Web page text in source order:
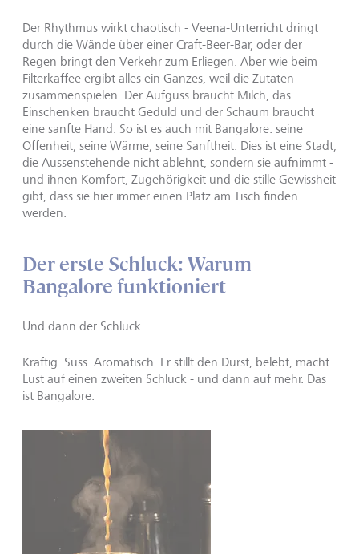
Der Rhythmus wirkt chaotisch - Veena-Unterricht dringt
durch die Wände über einer Craft-Beer-Bar, oder der
Regen bringt den Verkehr zum Erliegen. Aber wie beim
Filterkaffee ergibt alles ein Ganzes, weil die Zutaten
zusammenspielen. Der Aufguss braucht Milch, das
Einschenken braucht Geduld und der Schaum braucht
eine sanfte Hand. So ist es auch mit Bangalore: seine
Offenheit, seine Wärme, seine Sanftheit. Dies ist eine Stadt,
die Aussenstehende nicht ablehnt, sondern sie aufnimmt -
und ihnen Komfort, Zugehörigkeit und die stille Gewissheit
gibt, dass sie hier immer einen Platz am Tisch finden
werden.
Der erste Schluck: Warum
Bangalore funktioniert
Und dann der Schluck.
Kräftig. Süss. Aromatisch. Er stillt den Durst, belebt, macht
Lust auf einen zweiten Schluck - und dann auf mehr. Das
ist Bangalore.